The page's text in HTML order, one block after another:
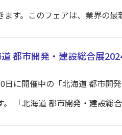
ます。このフェアは、業界の最
都市開発・建設総合展
日に開催中の「北海道 都市開
。 「北海道 都市開発・建設総